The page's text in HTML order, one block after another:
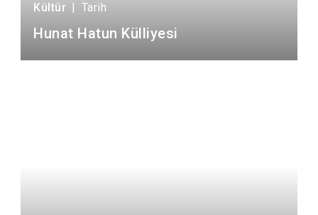
Kültür | Tarih
Hunat Hatun Külliyesi